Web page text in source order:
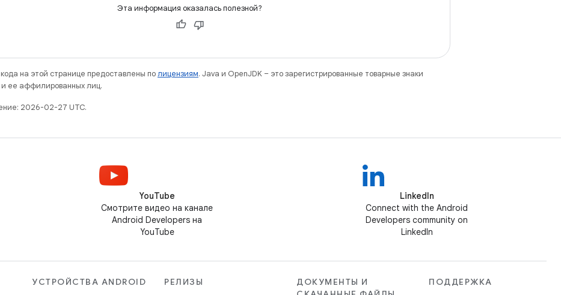
Эта информация оказалась полезной?
на этой странице предоставлены полицензиям. Java и OpenJDK – это зарегистрированные товарные знаки
ее аффилированных лиц.
2026-02-27 UTC.
YouTube
Смотрите видео на канале
Android Developers на
YouTube
LinkedIn
Connect with the Android
Developers community on
LinkedIn
УСТРОЙСТВА ANDROID РЕЛИЗЫ
ДОКУМЕНТЫ И
ПОДДЕРЖКА